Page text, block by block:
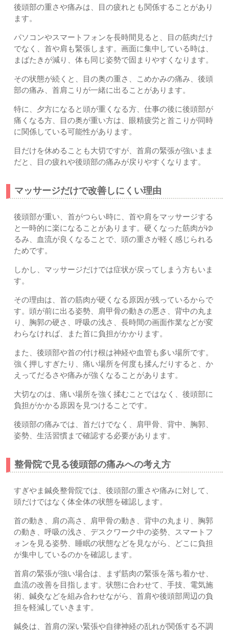
後頭部の重さや痛みは、目の疲れとも関係することがあり
ます。
パソコンやスマートフォンを長時間見ると、目の筋肉だけ
でなく、首や肩も緊張します。画面に集中している時は、
まばたきが減り、体も同じ姿勢で固まりやすくなります。
その状態が続くと、目の奥の重さ、こめかみの痛み、後頭
部の痛み、首肩こりが一緒に出ることがあります。
特に、夕方になると頭が重くなる方、仕事の後に後頭部が
痛くなる方、目の奥が重い方は、眼精疲労と首こりが同時
に関係している可能性があります。
目だけを休めることも大切ですが、首肩の緊張が強いまま
だと、目の疲れや後頭部の痛みが戻りやすくなります。
マッサージだけで改善しにくい理由
後頭部が重い、首がつらい時に、首や肩をマッサージする
と一時的に楽になることがあります。硬くなった筋肉がゆ
るみ、血流が良くなることで、頭の重さが軽く感じられる
ためです。
しかし、マッサージだけでは症状が戻ってしまう方もいま
す。
その理由は、首の筋肉が硬くなる原因が残っているからで
す。頭が前に出る姿勢、肩甲骨の動きの悪さ、背中の丸ま
り、胸郭の硬さ、呼吸の浅さ、長時間の画面作業などが変
わらなければ、また首に負担がかかります。
また、後頭部や首の付け根は神経や血管も多い場所です。
強く押しすぎたり、痛い場所を何度も揉んだりすると、か
えってだるさや痛みが強くなることがあります。
大切なのは、痛い場所を強く揉むことではなく、後頭部に
負担がかかる原因を見つけることです。
後頭部の痛みでは、首だけでなく、肩甲骨、背中、胸郭、
姿勢、生活習慣まで確認する必要があります。
整骨院で見る後頭部の痛みへの考え方
すぎやま鍼灸整骨院では、後頭部の重さや痛みに対して、
頭だけではなく体全体の状態を確認します。
首の動き、肩の高さ、肩甲骨の動き、背中の丸まり、胸郭
の動き、呼吸の浅さ、デスクワーク中の姿勢、スマートフ
ォンを見る姿勢、睡眠の状態などを見ながら、どこに負担
が集中しているのかを確認します。
首肩の緊張が強い場合は、まず筋肉の緊張を落ち着かせ、
血流の改善を目指します。状態に合わせて、手技、電気施
術、鍼灸などを組み合わせながら、首肩や後頭部周辺の負
担を軽減していきます。
鍼灸は、首肩の深い緊張や自律神経の乱れが関係する不調